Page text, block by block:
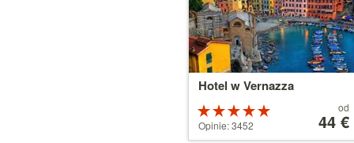
Hotel w Vernazza
5 na 5
gwiazdek
Opinie: 3452
od
44 €